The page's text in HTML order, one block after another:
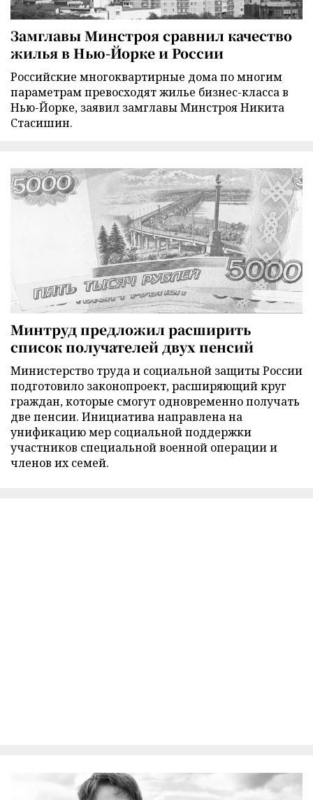
Замглавы Минстроя сравнил качество
жилья в Нью-Йорке и России
Российские многоквартирные дома по многим
параметрам превосходят жилье бизнес-класса в
Нью-Йорке, заявил замглавы Минстроя Никита
Стасишин.
Минтруд предложил расширить
список получателей двух пенсий
Министерство труда и социальной защиты России
подготовило законопроект, расширяющий круг
граждан, которые смогут одновременно получать
две пенсии. Инициатива направлена на
унификацию мер социальной поддержки
участников специальной военной операции и
членов их семей.